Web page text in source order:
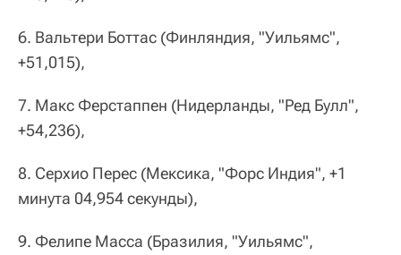
6. Вальтери Боттас (Финляндия, "Уильямс",
+51,015),
7. Макс Ферстаппен (Нидерланды, "Ред Булл",
+54,236),
8. Серхио Перес (Мексика, "Форс Индия", +1
минута 04,954 секунды),
9. Фелипе Масса (Бразилия, "Уильямс",